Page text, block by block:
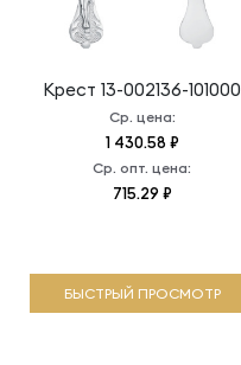
Крест 13-002136-101000
Ср. цена:
1 430.58 ₽
Ср. опт. цена:
715.29 ₽
БЫСТРЫЙ ПРОСМОТР